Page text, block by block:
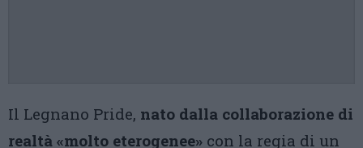
Il Legnano Pride, nato dalla collaborazione di
realtà «molto eterogenee» con la regia di un